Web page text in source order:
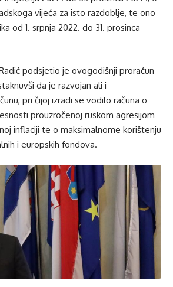
vijeća za isto razdoblje, te ono
od 1. srpnja 2022. do 31. prosinca
podsjetio je ovogodišnji proračun
da je razvojan ali i
pri čijoj izradi se vodilo računa o
prouzročenoj ruskom agresijom
inflaciji te o maksimalnome korištenju
i europskih fondova.